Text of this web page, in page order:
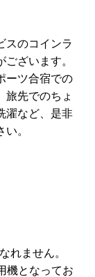
スのコインラ
ございます。
ーツ合宿での
旅先でのちょ
濯など、是非
。
れません。
機となってお